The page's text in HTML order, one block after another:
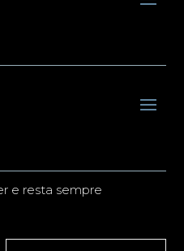
e resta sempre